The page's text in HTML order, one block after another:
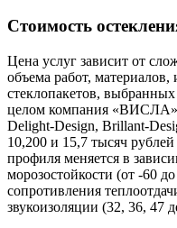
Стоимость
Цена услуг зависит от
объема работ,
стеклопакетов,
целом компания «ВИСЛА»
Dеlight-Dеsign, Brillant-
10,200 и 15,7 тысяч
профиля меняется в
морозостойкости (от -60
сопротивления
звукоизоляции (32, 36, 47